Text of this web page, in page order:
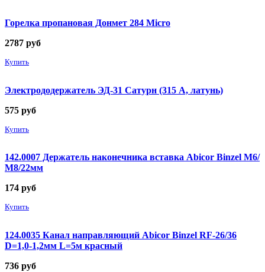
Горелка пропановая Донмет 284 Micro
2787 руб
Купить
Электрододержатель ЭД-31 Сатурн (315 А, латунь)
575 руб
Купить
142.0007 Держатель наконечника вставка Abicor Binzel М6/
М8/22мм
174 руб
Купить
124.0035 Канал направляющий Abicor Binzel RF-26/36
D=1,0-1,2мм L=5м красный
736 руб